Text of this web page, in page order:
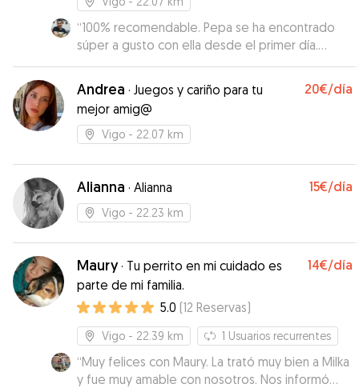
“100% recomendable. Pepa se ha encontrado
súper a gusto con ella desde el primer día.
Ahora cada vez que nos acercamos a la zona de
su casa, va toda contenta hacia su portal. Te
envía fotos y vídeos de los paseos y trata con
mucho cariño a las mascotas. Repetiremos
seguro!”
Andrea · Juegos y cariño para tu
mejor amig@
20€/día
Vigo - 22.07 km
Alianna · Alianna 15€/día
Vigo - 22.23 km
Maury· Tu perrito en mi cuidado es
parte de mi familia.
14€/día
5.0 (12 Reservas)
Vigo - 22.39 km 1 Usuarios recurrentes
“Muy felices con Maury. La trató muy bien a Milka
y fue muy amable con nosotros. Nos informó